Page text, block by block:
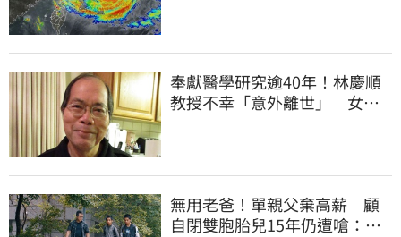
奉獻醫學研究逾40年！林慶順
教授不幸「意外離世」 女兒
無用老爸！單親父棄高薪 顧
自閉雙胞胎兒15年仍遭嗆：怎